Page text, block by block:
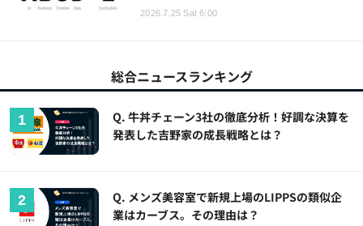
2026.7.25 Sat 6:00
総合ニュースランキング
Q. 牛丼チェーン3社の徹底分析！好調な決算を
発表した吉野家の成長戦略とは？
Q. メンズ美容室で新規上場のLIPPSの類似企
業はカーブス。その理由は？